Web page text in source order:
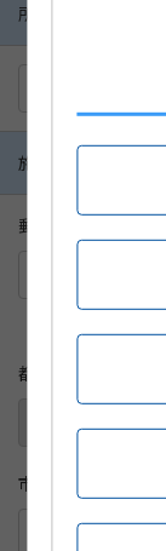
所属・役職
施設所在地
郵便番号
都道府県
市区町村